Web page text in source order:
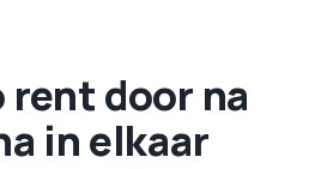
rent door na
in elkaar